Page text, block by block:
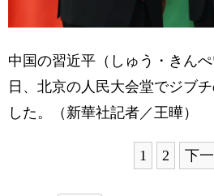
中国の習近平（しゅう・きん
日、北京の人民大会堂でジブ
した。（新華社記者／王曄）
1 2 下